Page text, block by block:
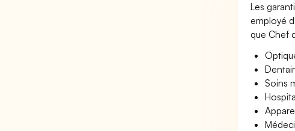
Les
employé
que Chef
Soins